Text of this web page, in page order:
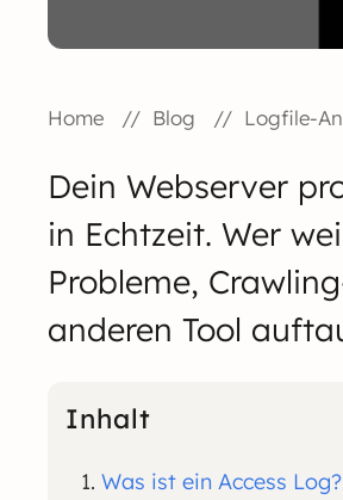
Home Blog Logfile-
Dein Webserver
in Echtzeit. Wer
Probleme,
anderen Tool
Inhalt
Was ist ein Access Log?